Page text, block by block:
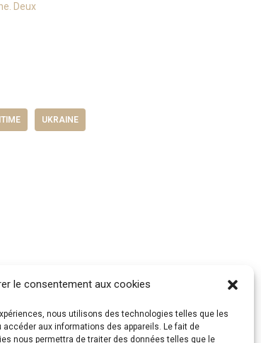
le consentement aux cookies
nous utilisons des technologies telles que les
aux informations des appareils. Le fait de
nous permettra de traiter des données telles que le
Deux
UKRAINE